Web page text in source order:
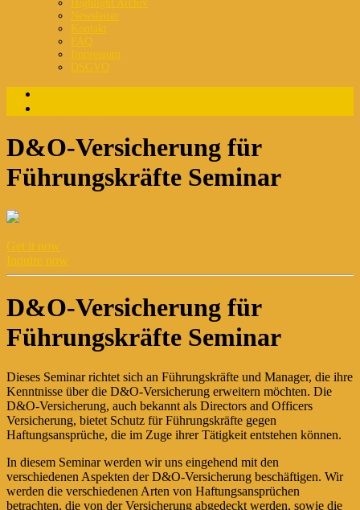
Highlight Archiv
Newsletter
Kontakt
FAQ
Impressum
DSGVO
D&O-Versicherung für
Führungskräfte Seminar
Get it now
Inquire now
D&O-Versicherung für
Führungskräfte Seminar
Dieses Seminar richtet sich an Führungskräfte und Manager, die ihre
Kenntnisse über die D&O-Versicherung erweitern möchten. Die
D&O-Versicherung, auch bekannt als Directors and Officers
Versicherung, bietet Schutz für Führungskräfte gegen
Haftungsansprüche, die im Zuge ihrer Tätigkeit entstehen können.
In diesem Seminar werden wir uns eingehend mit den
verschiedenen Aspekten der D&O-Versicherung beschäftigen. Wir
werden die verschiedenen Arten von Haftungsansprüchen
betrachten, die von der Versicherung abgedeckt werden, sowie die